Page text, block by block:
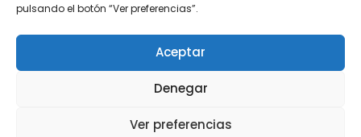
pulsando el botón “Ver preferencias”.
Aceptar
Denegar
Ver preferencias
Reclamar judicialmente la cesación del uso
Solicitar indemnización por daños y
Impulsar acciones penales en casos